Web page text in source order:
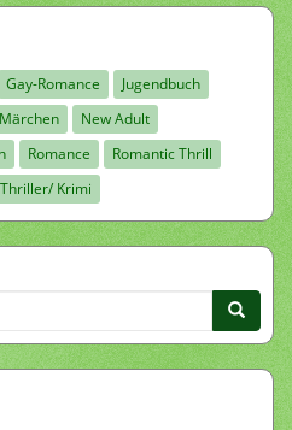
Gay-Romance
Jugendbuch
Märchen
New Adult
Romance
Romantic Thrill
Thriller/ Krimi